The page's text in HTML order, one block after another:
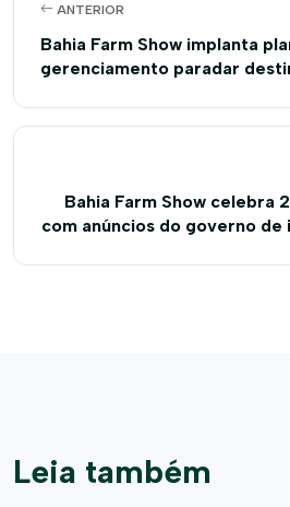
ANTERIOR
Bahia Farm Show implanta
gerenciamento paradar
Bahia Farm Show celebra
com anúncios do governo de
Leia também